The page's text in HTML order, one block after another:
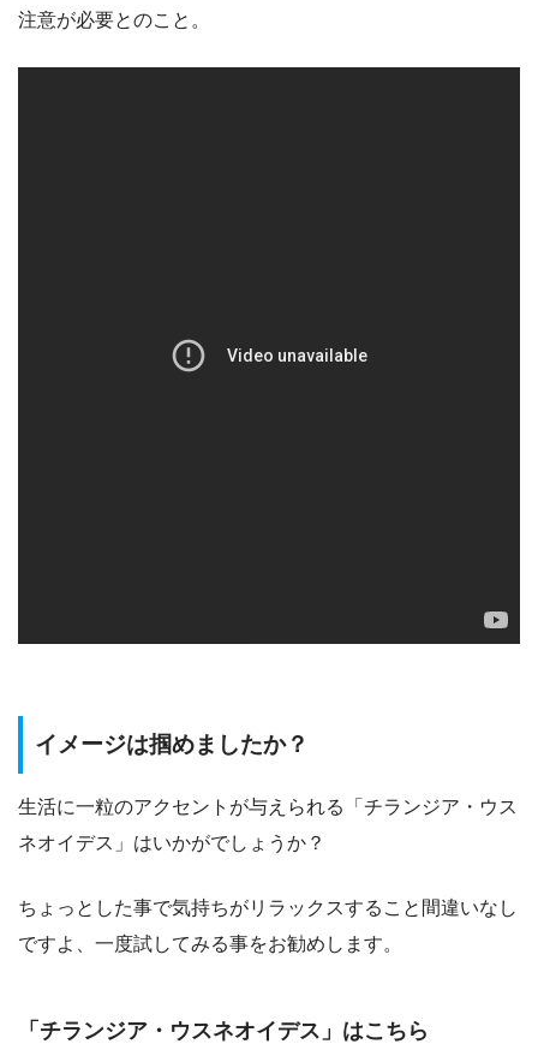
注意が必要とのこと。
イメージは掴めましたか？
生活に一粒のアクセントが与えられる「チランジア・ウス
ネオイデス」はいかがでしょうか？
ちょっとした事で気持ちがリラックスすること間違いなし
ですよ、一度試してみる事をお勧めします。
「チランジア・ウスネオイデス」はこちら